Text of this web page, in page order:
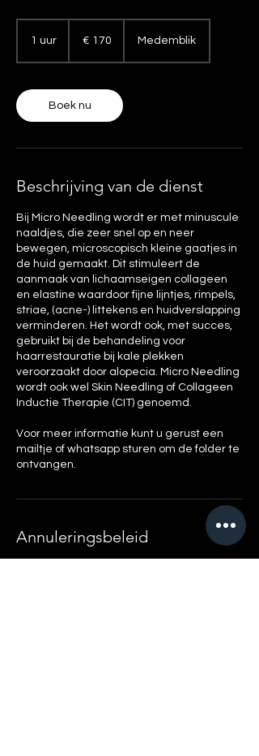
1 uur € 170 Medemblik
Boek nu
Beschrijving van de dienst
Bij Micro Needling wordt er met minuscule
naaldjes, die zeer snel op en neer
bewegen, microscopisch kleine gaatjes in
de huid gemaakt. Dit stimuleert de
aanmaak van lichaamseigen collageen
en elastine waardoor fijne lijntjes, rimpels,
striae, (acne-) littekens en huidverslapping
verminderen. Het wordt ook, met succes,
gebruikt bij de behandeling voor
haarrestauratie bij kale plekken
veroorzaakt door alopecia. Micro Needling
wordt ook wel Skin Needling of Collageen
Inductie Therapie (CIT) genoemd.
Voor meer informatie kunt u gerust een
mailtje of whatsapp sturen om de folder te
ontvangen.
Annuleringsbeleid